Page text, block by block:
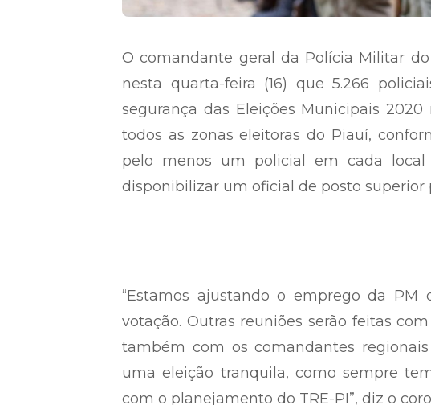
O comandante geral da Polícia Militar
nesta quarta-feira (16) que 5.266
segurança das Eleições Municipais
todos as zonas eleitoras do Piauí,
pelo menos um policial em cada
disponibilizar um oficial de posto superior
“Estamos ajustando o emprego da
votação. Outras reuniões serão feitas
também com os comandantes
uma eleição tranquila, como sempre
com o planejamento do TRE-PI”, diz o